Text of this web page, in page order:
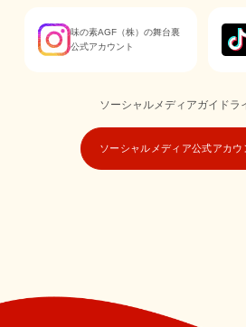
味の素AGF（株）の舞台裏
公式アカウント
ソーシャルメディアガイドラ
ソーシャルメディア公式アカウ